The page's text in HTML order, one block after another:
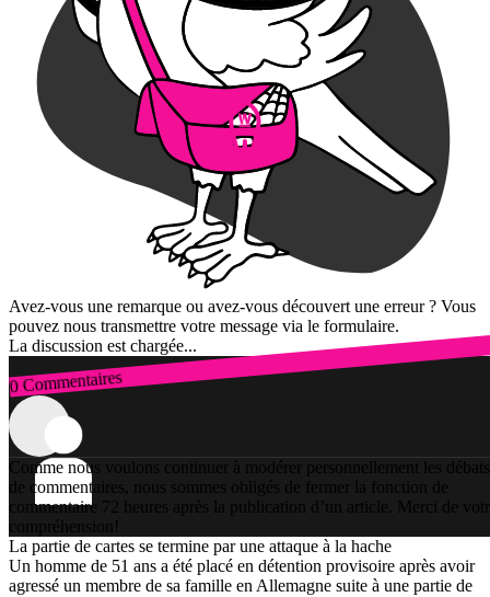
Avez-vous une remarque ou avez-vous découvert une erreur ? Vous
pouvez nous transmettre votre message via le formulaire.
La discussion est chargée...
0 Commentaires
Connexion
Comme nous voulons continuer à modérer personnellement les débats
de commentaires, nous sommes obligés de fermer la fonction de
commentaire 72 heures après la publication d’un article. Merci de
compréhension!
La partie de cartes se termine par une attaque à la hache
Un homme de 51 ans a été placé en détention provisoire après avoir
agressé un membre de sa famille en Allemagne suite à une partie de